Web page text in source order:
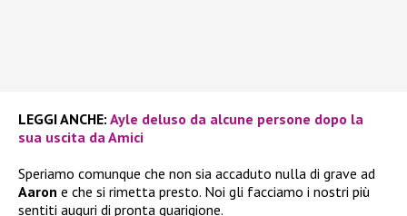
LEGGI ANCHE: Ayle deluso da alcune persone dopo la
sua uscita da Amici
Speriamo comunque che non sia accaduto nulla di grave ad
Aaron e che si rimetta presto. Noi gli facciamo i nostri più
sentiti auguri di pronta guarigione.